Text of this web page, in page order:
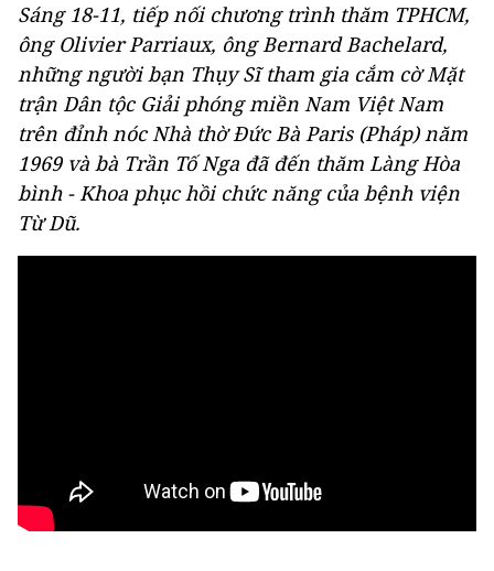
Sáng 18-11, tiếp nối chương trình thăm TPHCM,
ông Olivier Parriaux, ông Bernard Bachelard,
những người bạn Thụy Sĩ tham gia cắm cờ Mặt
trận Dân tộc Giải phóng miền Nam Việt Nam
trên đỉnh nóc Nhà thờ Đức Bà Paris (Pháp) năm
1969 và bà Trần Tố Nga đã đến thăm Làng Hòa
bình - Khoa phục hồi chức năng của bệnh viện
Từ Dũ.